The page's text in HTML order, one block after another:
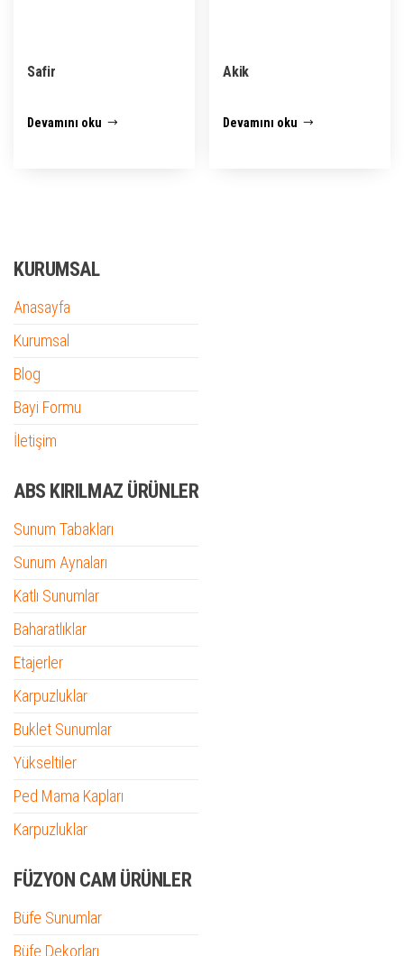
Safir
Devamını oku
Akik
Devamını oku
KURUMSAL
Anasayfa
Kurumsal
Blog
Bayi Formu
İletişim
ABS KIRILMAZ ÜRÜNLER
Sunum Tabakları
Sunum Aynaları
Katlı Sunumlar
Baharatlıklar
Etajerler
Karpuzluklar
Buklet Sunumlar
Yükseltiler
Ped Mama Kapları
Karpuzluklar
FÜZYON CAM ÜRÜNLER
Büfe Sunumlar
Büfe Dekorları